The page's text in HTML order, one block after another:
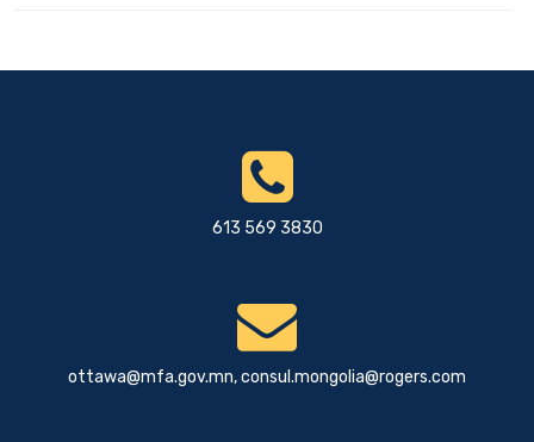
613 569 3830
ottawa@mfa.gov.mn,consul.mongolia@rogers.com